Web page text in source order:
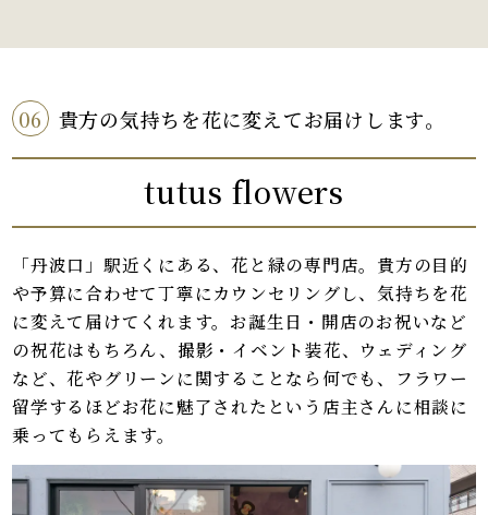
06 貴方の気持ちを花に変えてお届けします。
tutus flowers
「丹波口」駅近くにある、花と緑の専門店。貴方の目的
や予算に合わせて丁寧にカウンセリングし、気持ちを花
に変えて届けてくれます。お誕生日・開店のお祝いなど
の祝花はもちろん、撮影・イベント装花、ウェディング
など、花やグリーンに関することなら何でも、フラワー
留学するほどお花に魅了されたという店主さんに相談に
乗ってもらえます。